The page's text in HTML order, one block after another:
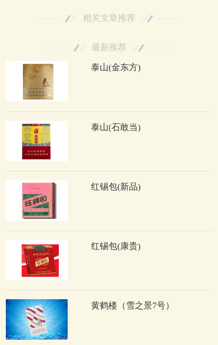
相关文章推荐
最新推荐
泰山(金东方)
泰山(石敢当)
红锡包(新品)
红锡包(康贵)
黄鹤楼（雪之景7号）